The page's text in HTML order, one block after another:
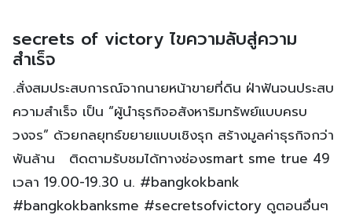
secrets of victory ไขความลับสู่ความ
สำเร็จ
.สั่งสมประสบการณ์จากนายหน้าขายที่ดิน ฝ่าฟันจนประสบ
ความสำเร็จ เป็น “ผู้นำธุรกิจอสังหาริมทรัพย์แบบครบ
วงจร” ด้วยกลยุทธ์ขยายแบบเชิงรุก สร้างมูลค่าธุรกิจกว่า
พันล้าน ติดตามรับชมได้ทางช่องsmart sme true 49
เวลา 19.00-19.30 น. #bangkokbank
#bangkokbanksme #secretsofvictory ดูตอนอื่นๆ